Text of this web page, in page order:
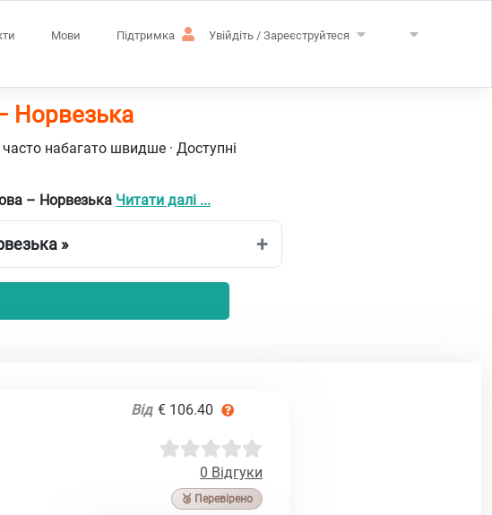
Мови Підтримка Увійдіть / Зареєструйтеся
Норвезька
набагато швидше · Доступні
– Норвезька Читати далі ...
»
Від € 106.40
0 Відгуки
🥉 Перевірено